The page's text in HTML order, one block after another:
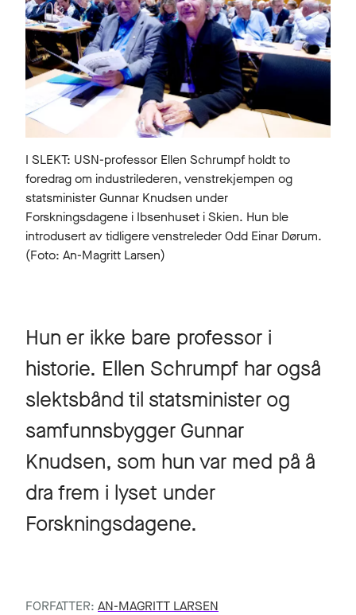
I SLEKT: USN-professor Ellen Schrumpf holdt to
foredrag om industrilederen, venstrekjempen og
statsminister Gunnar Knudsen under
Forskningsdagene i Ibsenhuset i Skien. Hun ble
introdusert av tidligere venstreleder Odd Einar Dørum.
(Foto: An-Magritt Larsen)
Hun er ikke bare professor i
historie. Ellen Schrumpf har også
slektsbånd til statsminister og
samfunnsbygger Gunnar
Knudsen, som hun var med på å
dra frem i lyset under
Forskningsdagene.
FORFATTER: AN-MAGRITT LARSEN